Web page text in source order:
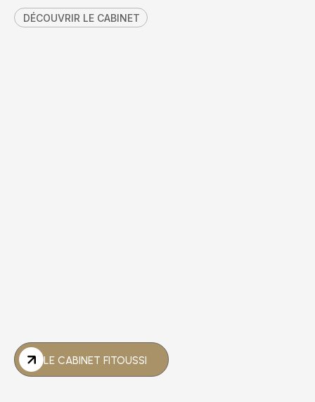
DÉCOUVRIR LE CABINET
LE CABINET FITOUSSI